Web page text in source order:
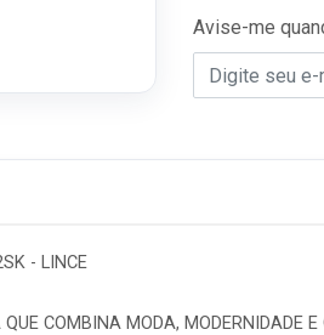
Avise-me
- LINCE
COMBINA MODA, MODERNIDADE